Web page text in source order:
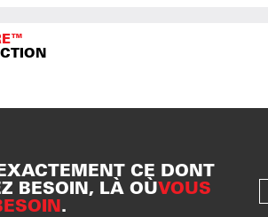
CE DONT
BESOIN, LÀ OÙVOUS
.